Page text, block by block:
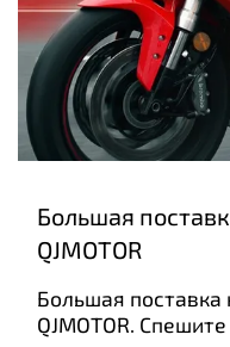
Большая
QJMOTOR
Большая
QJMOTOR.